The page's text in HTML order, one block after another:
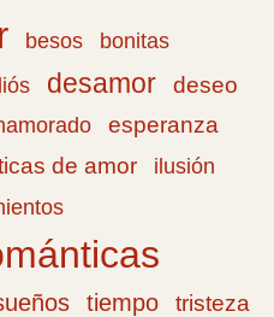
besos
bonitas
desamor deseo
esperanza
de amor
ilusión
tiempo
tristeza